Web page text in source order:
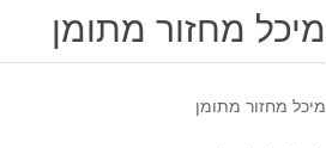
מיכל מחזור מתומן
מיכל מחזור מתומן